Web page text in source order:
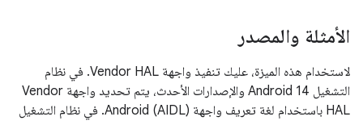
الأمثلة والمصدر
لاستخدام هذه الميزة، عليك تنفيذ واجهة Vendor HAL. في نظام
التشغيل Android 14 والإصدارات الأحدث، يتم تحديد واجهة Vendor
HAL باستخدام لغة تعريف واجهة Android (AIDL). في نظام التشغيل